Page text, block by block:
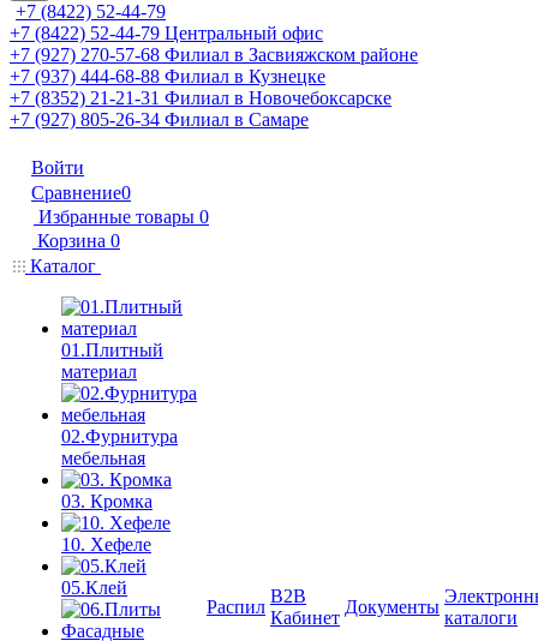
+7 (8422) 52-44-79
+7 (8422) 52-44-79 Центральный офис
+7 (927) 270-57-68 Филиал в Засвияжском районе
+7 (937) 444-68-88 Филиал в Кузнецке
+7 (8352) 21-21-31 Филиал в Новочебоксарске
+7 (927) 805-26-34 Филиал в Самаре
Войти
Сравнение0
Избранные товары 0
Корзина 0
Каталог
01.Плитный
материал
02.Фурнитура
мебельная
03. Кромка
10. Хефеле
05.Клей
Распил
B2B
Кабинет
Документы
каталоги